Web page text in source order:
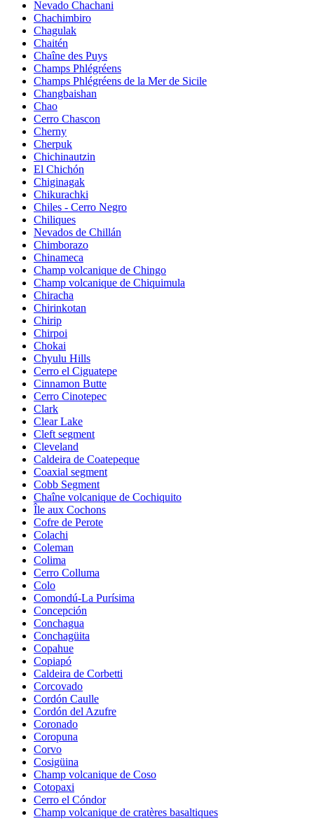
Nevado Chachani
Chachimbiro
Chagulak
Chaitén
Chaîne des Puys
Champs Phlégréens
Champs Phlégréens de la Mer de Sicile
Changbaishan
Chao
Cerro Chascon
Cherny
Cherpuk
Chichinautzin
El Chichón
Chiginagak
Chikurachki
Chiles - Cerro Negro
Chiliques
Nevados de Chillán
Chimborazo
Chinameca
Champ volcanique de Chingo
Champ volcanique de Chiquimula
Chiracha
Chirinkotan
Chirip
Chirpoi
Chokai
Chyulu Hills
Cerro el Ciguatepe
Cinnamon Butte
Cerro Cinotepec
Clark
Clear Lake
Cleft segment
Cleveland
Caldeira de Coatepeque
Coaxial segment
Cobb Segment
Chaîne volcanique de Cochiquito
Île aux Cochons
Cofre de Perote
Colachi
Coleman
Colima
Cerro Colluma
Colo
Comondú-La Purísima
Concepción
Conchagua
Conchagüita
Copahue
Copiapó
Caldeira de Corbetti
Corcovado
Cordón Caulle
Cordón del Azufre
Coronado
Coropuna
Corvo
Cosigüina
Champ volcanique de Coso
Cotopaxi
Cerro el Cóndor
Champ volcanique de cratères basaltiques